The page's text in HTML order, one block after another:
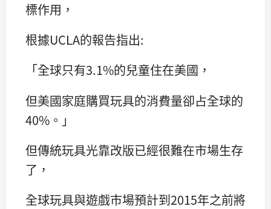
標作用，
根據UCLA的報告指出:
「全球只有3.1%的兒童住在美國，
但美國家庭購買玩具的消費量卻占全球的
40%。」
但傳統玩具光靠改版已經很難在市場生存
了，
全球玩具與遊戲市場預計到2015年之前將